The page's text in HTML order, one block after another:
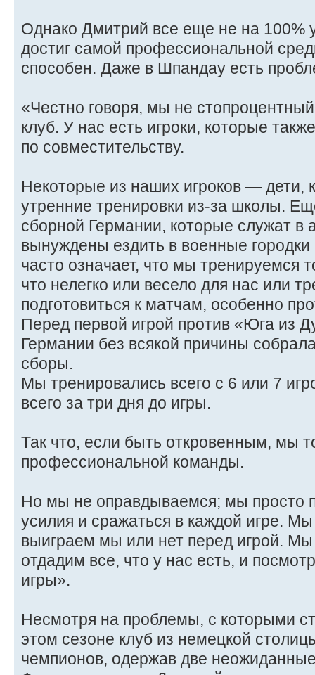
Однако Дмитрий все еще не на 100%
достиг самой профессиональной
способен. Даже в Шпандау есть
«Честно говоря, мы не
клуб. У нас есть игроки, которые
по совместительству.
Некоторые из наших игроков — дети,
утренние тренировки из-за школы.
сборной Германии, которые служат в
вынуждены ездить в военные
часто означает, что мы тренируемся
что нелегко или весело для нас или
подготовиться к матчам, особенно
Перед первой игрой против «Юга из
Германии без всякой причины
сборы.
Мы тренировались всего с 6 или 7
всего за три дня до игры.
Так что, если быть откровенным, мы
профессиональной команды.
Но мы не оправдываемся; мы просто
усилия и сражаться в каждой игре.
выиграем мы или нет перед игрой.
отдадим все, что у нас есть, и
игры».
Несмотря на проблемы, с которыми
этом сезоне клуб из немецкой
чемпионов, одержав две